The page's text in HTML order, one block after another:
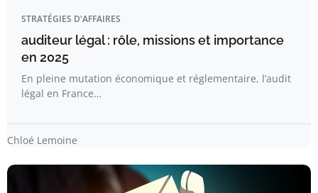
STRATÉGIES D'AFFAIRES
auditeur légal : rôle, missions et importance
en 2025
En pleine mutation économique et réglementaire, l’audit
légal en France…
Chloé Lemoine